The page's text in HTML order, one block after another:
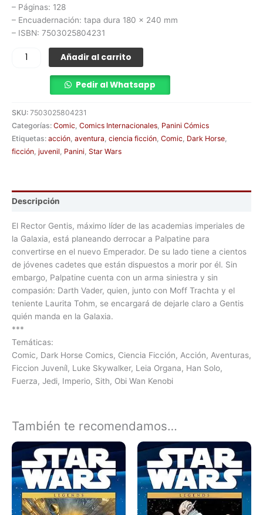
– Páginas: 128
– Encuadernación: tapa dura 180 x 240 mm
– ISBN: 7503025804231
Añadir al carrito
Pedir al Whatsapp
SKU: 7503025804231
Categorías: Comic, Comics Internacionales, Panini Cómics
Etiquetas: acción, aventura, ciencia ficción, Comic, Dark Horse,
ficción, juvenil, Panini, Star Wars
Descripción
El Rector Gentis, máximo líder de las academias imperiales de
la Galaxia, está planeando derrocar a Palpatine para
convertirse en el nuevo Emperador. De su lado tiene a cientos
de jóvenes cadetes que están dispuestos a morir por él. Sin
embargo, Palpatine cuenta con un arma siniestra y sin
compasión: Darth Vader, quien, junto con Moff Trachta y el
teniente Laurita Tohm, se encargará de dejarle claro a Gentis
quién manda en la Galaxia.
***
Temáticas:
Comic, Dark Horse Comics, Ciencia Ficción, Acción, Aventuras,
Ficcion Juveníl, Luke Skywalker, Leia Organa, Han Solo,
Fuerza, Jedi, Imperio, Sith, Obi Wan Kenobi
También te recomendamos…